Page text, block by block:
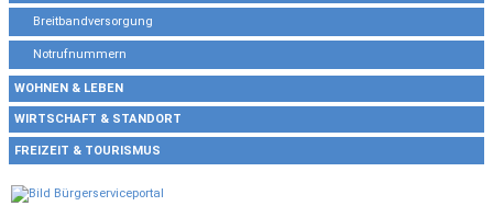
Breitbandversorgung
Notrufnummern
WOHNEN & LEBEN
WIRTSCHAFT & STANDORT
FREIZEIT & TOURISMUS